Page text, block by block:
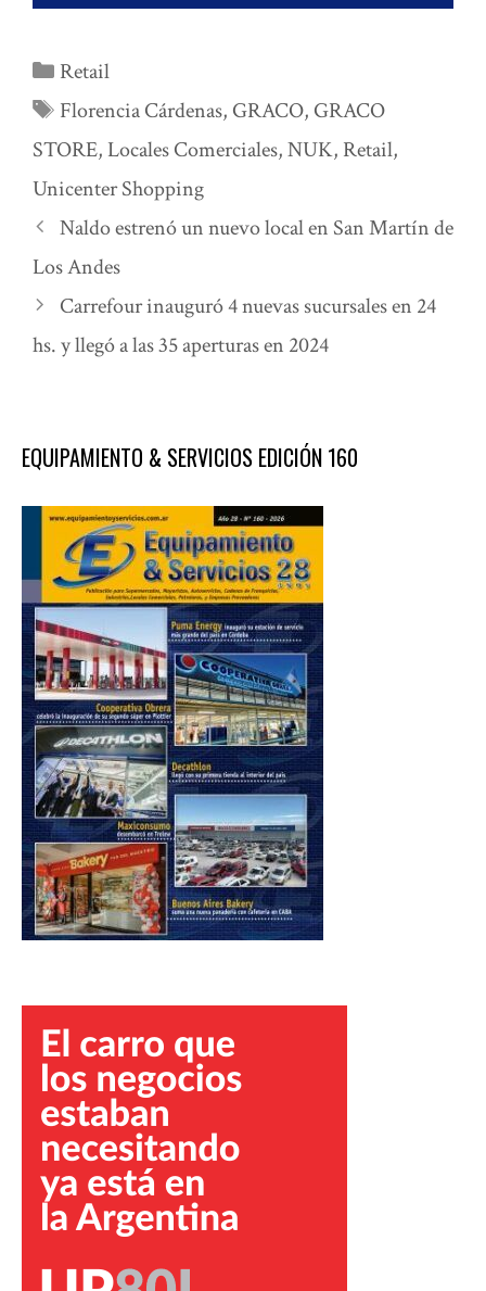
Categorías
Retail
Etiquetas
Florencia Cárdenas, GRACO, GRACO
STORE,Locales Comerciales,NUK, Retail,
Unicenter Shopping
Naldo estrenó un nuevo local en San Martín de
Los Andes
Carrefour inauguró 4 nuevas sucursales en 24
hs. y llegó a las 35 aperturas en 2024
EQUIPAMIENTO & SERVICIOS EDICIÓN 160